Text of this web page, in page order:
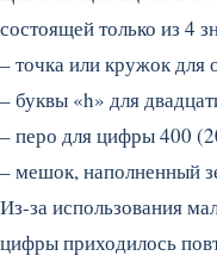
состоящей только из 4
– точка или кружок для
– буквы «h» для
– перо для цифры 400
– мешок, наполненный
Из-за использования
цифры приходилось